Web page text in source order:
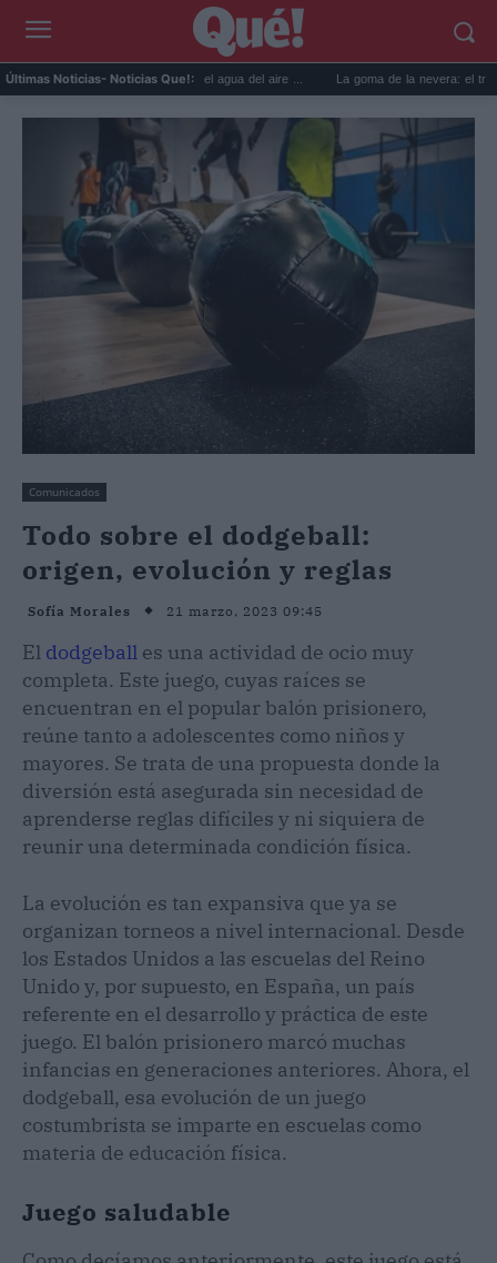
Últimas Noticias- Noticias Que!:
prácticos para reutilizar el agua del aire ... La goma de la nevera: el truco del
Comunicados
Todo sobre el dodgeball:
origen, evolución y reglas
Sofía Morales 21 marzo, 2023 09:45
El dodgeball es una actividad de ocio muy
completa. Este juego, cuyas raíces se
encuentran en el popular balón prisionero,
reúne tanto a adolescentes como niños y
mayores. Se trata de una propuesta donde la
diversión está asegurada sin necesidad de
aprenderse reglas difíciles y ni siquiera de
reunir una determinada condición física.
La evolución es tan expansiva que ya se
organizan torneos a nivel internacional. Desde
los Estados Unidos a las escuelas del Reino
Unido y, por supuesto, en España, un país
referente en el desarrollo y práctica de este
juego. El balón prisionero marcó muchas
infancias en generaciones anteriores. Ahora, el
dodgeball, esa evolución de un juego
costumbrista se imparte en escuelas como
materia de educación física.
Juego saludable